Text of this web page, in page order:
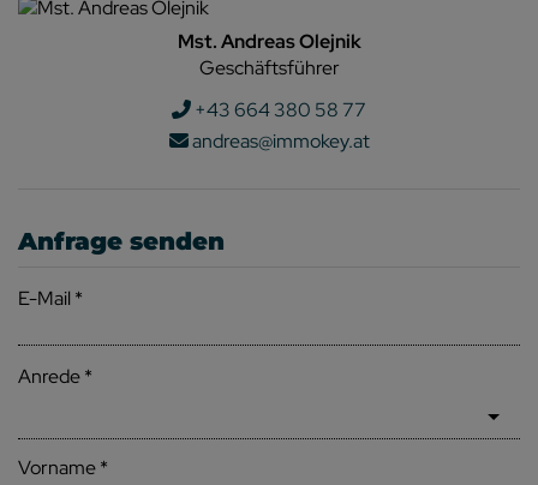
Mst. Andreas Olejnik
Geschäftsführer
+43 664 380 58 77
andreas@immokey.at
Anfrage senden
E-Mail
Anrede
Vorname